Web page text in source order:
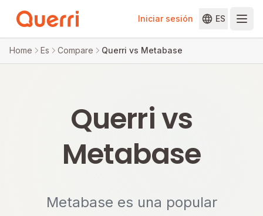
Skip to content
Iniciar sesión ES
Home Es Compare Querri vs Metabase
Querri vs
Metabase
Metabase es una popular